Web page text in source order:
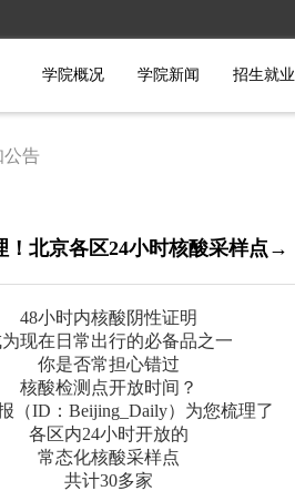
学院概况 学院新闻 招生就业
公告
！北京各区24小时​核酸采样点→
48小时内核酸阴性证明
为现在日常出行的必备品之一
你是否常担心错过
核酸检测点开放时间？
（ID：Beijing_Daily）为您梳理了
各区内24小时开放的
常态化核酸采样点
共计30多家